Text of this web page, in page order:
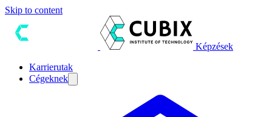
Skip to content
Képzések
Karrierutak
Cégeknek